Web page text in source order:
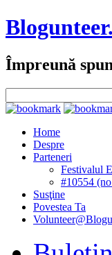
Împreună
Home
Despre
Parteneri
Festivalul
#10554
Susţine
Povestea Ta